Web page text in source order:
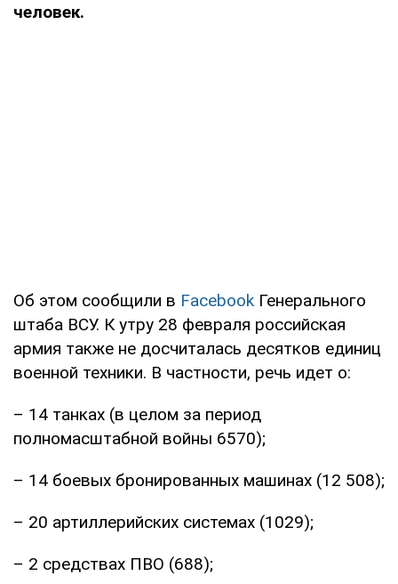
человек.
Об этом сообщили в Facebook Генерального
штаба ВСУ. К утру 28 февраля российская
армия также не досчиталась десятков единиц
военной техники. В частности, речь идет о:
– 14 танках (в целом за период
полномасштабной войны 6570);
– 14 боевых бронированных машинах (12 508);
– 20 артиллерийских системах (1029);
– 2 средствах ПВО (688);